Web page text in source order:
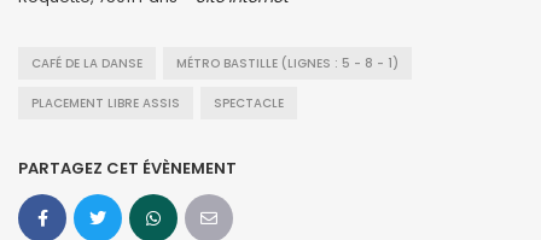
CAFÉ DE LA DANSE MÉTRO BASTILLE (LIGNES : 5 - 8 - 1)
PLACEMENT LIBRE ASSIS SPECTACLE
PARTAGEZ CET ÉVÈNEMENT